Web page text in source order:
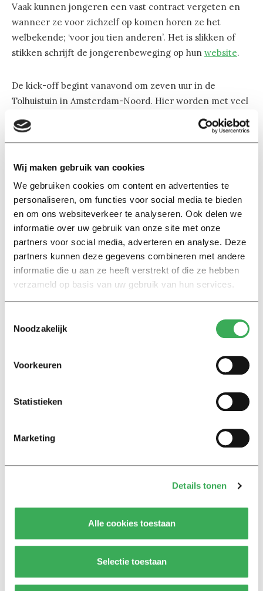
Wij maken gebruik van cookies
We gebruiken cookies om content en advertenties te
personaliseren, om functies voor social media te bieden
en om ons websiteverkeer te analyseren. Ook delen we
informatie over uw gebruik van onze site met onze
partners voor social media, adverteren en analyse. Deze
partners kunnen deze gegevens combineren met andere
informatie die u aan ze heeft verstrekt of die ze hebben
verzameld op basis van uw gebruik van hun services.
Noodzakelijk
Voorkeuren
Statistieken
Marketing
Details tonen
Alle cookies toestaan
Selectie toestaan
Vaak kunnen jongeren een vast contract vergeten en
wanneer ze voor zichzelf op komen horen ze het
welbekende; ‘voor jou tien anderen’. Het is slikken of
stikken schrijft de jongerenbeweging op hun website.
De kick-off begint vanavond om zeven uur in de
Tolhuistuin in Amsterdam-Noord. Hier worden met veel
muziek en beeld de resultaten gepresenteerd van een
door ruim 10.000 werkende jongeren ingevulde
enquête. Uit deze enquête is namelijk gebleken dat 86
procent van de werkende jongeren vanaf 18 jaar een
ruim 74 procent aan een onzeker contract te hebben.
Nederland loopt achter
Werkende jongeren van 18 tot 23 jaar krijgen in
Nederland een jeugdloon. (Op Tilburg University ligt deze
leeftijd op 22 jaar).Een 18-jarige heeft recht op 45
procent van het normale minimumloon. Ze doen dus
hetzelfde werk als een 25-jarige maar dan voor de helft
van het loon en zelden een vast contract. In België,
Engeland en Frankrijk hebben jongeren recht op 82, 83
ook het filmpje van Young & United:
Interview
Marion Koopmans over online
bedreigingen en desinformatie:
‘Wetenschappers, kom die